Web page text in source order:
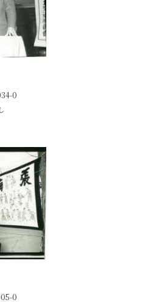
0
0